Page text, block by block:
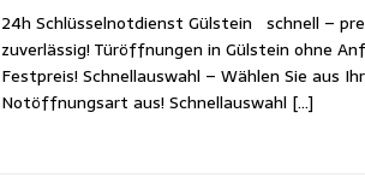
24h Schlüsselnotdienst Gülstein schnell –
zuverlässig! Türöffnungen in Gülstein ohne
Festpreis! Schnellauswahl – Wählen Sie aus
Notöffnungsart aus! Schnellauswahl […]